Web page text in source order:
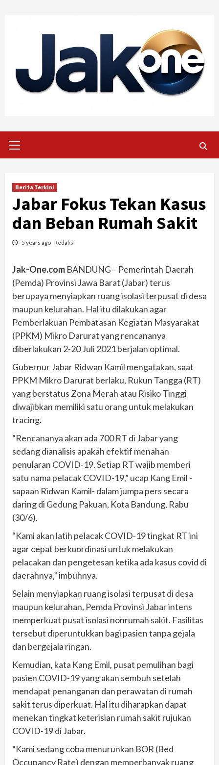
Menu
Berita Terkini
Jabar Fokus Tekan Kasus
dan Beban Rumah Sakit
5 years ago Redaksi
Jak-One.com BANDUNG – Pemerintah Daerah
(Pemda) Provinsi Jawa Barat (Jabar) terus
berupaya menyiapkan ruang isolasi terpusat di desa
maupun kelurahan. Hal itu dilakukan agar
Pemberlakuan Pembatasan Kegiatan Masyarakat
(PPKM) Mikro Darurat yang rencananya
diberlakukan 2-20 Juli 2021 berjalan optimal.
Gubernur Jabar Ridwan Kamil mengatakan, saat
PPKM Mikro Darurat berlaku, Rukun Tangga (RT)
yang berstatus Zona Merah atau Risiko Tinggi
diwajibkan memiliki satu orang untuk melakukan
tracing.
“Rencananya akan ada 700 RT di Jabar yang
sedang dianalisis apakah efektif menahan
penularan COVID-19. Setiap RT wajib memberi
satu nama pelacak COVID-19,” ucap Kang Emil -
sapaan Ridwan Kamil- dalam jumpa pers secara
daring di Gedung Pakuan, Kota Bandung, Rabu
(30/6).
“Kami akan latih pelacak COVID-19 tingkat RT ini
agar cepat berkoordinasi untuk melakukan
pelacakan dan pengetesan ketika ada kasus covid di
daerahnya,” imbuhnya.
Selain menyiapkan ruang isolasi terpusat di desa
maupun kelurahan, Pemda Provinsi Jabar intens
memperkuat pusat isolasi nonrumah sakit. Fasilitas
tersebut diperuntukkan bagi pasien tanpa gejala
dan bergejala ringan.
Kemudian, kata Kang Emil, pusat pemulihan bagi
pasien COVID-19 yang akan sembuh setelah
mendapat penanganan dan perawatan di rumah
sakit terus diperkuat. Hal itu diharapkan dapat
menekan tingkat keterisian rumah sakit rujukan
COVID-19 di Jabar.
“Kami sedang coba menurunkan BOR (Bed
Occupancy Rate) dengan memperbanyak ruang